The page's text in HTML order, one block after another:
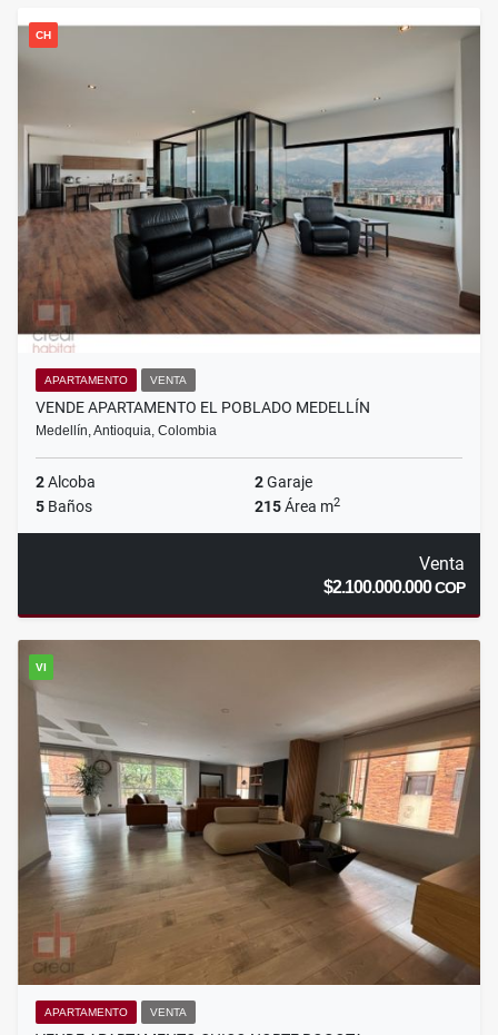
CH
APARTAMENTO VENTA
VENDE APARTAMENTO EL POBLADO MEDELLÍN
Medellín, Antioquia, Colombia
2Alcoba 2Garaje
5 Baños 215Área m2
Venta
$2.100.000.000COP
VI
APARTAMENTO VENTA